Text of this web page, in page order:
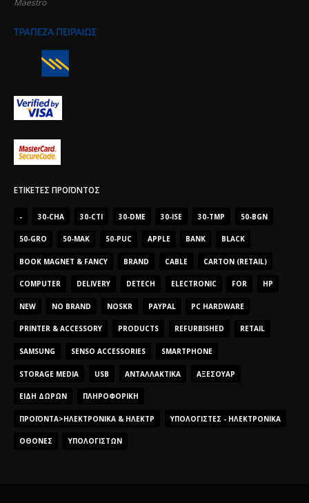
Maestro
ΕΤΙΚΈΤΕΣ ΠΡΟΪΌΝΤΟΣ
- 30-CHA 30-CTI 30-DME 30-ISE 30-TMP 50-BGN
50-GRO 50-MAK 50-PUC APPLE BANK BLACK
BOOK MAGNET & FANCY BRAND CABLE CARTON (RETAIL)
COMPUTER DELIVERY DETECH ELECTRONIC FOR HP
NEW NO BRAND NOSKR PAYPAL PC HARDWARE
PRINTER & ACCESSORY PRODUCTS REFURBISHED RETAIL
SAMSUNG SENSO ACCESSORIES SMARTPHONE
STORAGE MEDIA USB ΑΝΤΑΛΛΑΚΤΙΚΆ ΑΞΕΣΟΥΆΡ
ΕΊΔΗ ΔΏΡΩΝ ΠΛΗΡΟΦΟΡΙΚΉ
ΠΡΟΪΌΝΤΑ>ΗΛΕΚΤΡΟΝΙΚΆ & ΗΛΕΚΤΡ ΥΠΟΛΟΓΙΣΤΈΣ - ΗΛΕΚΤΡΟΝΙΚΆ
ΟΘΌΝΕΣ ΥΠΟΛΟΓΙΣΤΏΝ